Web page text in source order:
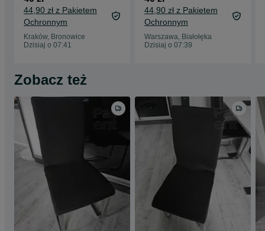
!500-2XL!
44,90 zł z Pakietem
Ochronnym
Kraków, Bronowice
Dzisiaj o 07:41
2XL!
44,90 zł z Pakietem
Ochronnym
Warszawa, Białołęka
Dzisiaj o 07:39
Zobacz też